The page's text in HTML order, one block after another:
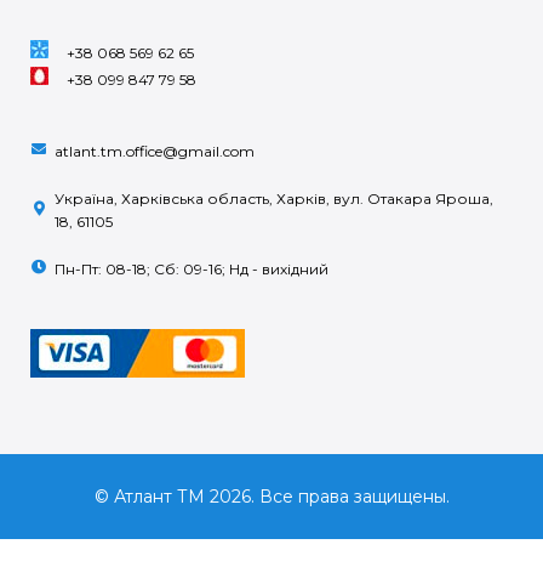
+38 068 569 62 65
+38 099 847 79 58
atlant.tm.office@gmail.com
Україна, Харківська область, Харків, вул. Отакара Яроша,
18, 61105
Пн-Пт: 08-18; Сб: 09-16; Нд - вихідний
© Атлант ТМ 2026. Все права защищены.